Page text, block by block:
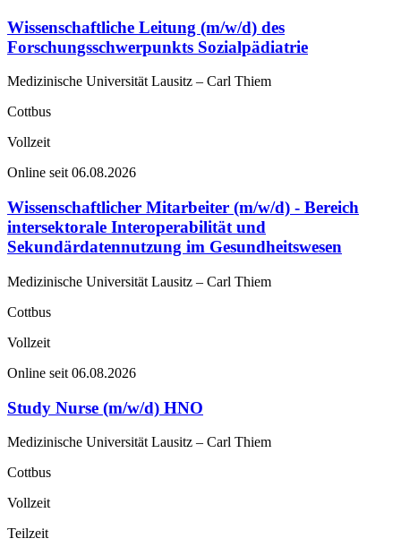
Wissenschaftliche Leitung (m/w/d) des
Forschungsschwerpunkts Sozialpädiatrie
Medizinische Universität Lausitz – Carl Thiem
Cottbus
Vollzeit
Online seit 06.08.2026
Wissenschaftlicher Mitarbeiter (m/w/d) - Bereich
intersektorale Interoperabilität und
Sekundärdatennutzung im Gesundheitswesen
Medizinische Universität Lausitz – Carl Thiem
Cottbus
Vollzeit
Online seit 06.08.2026
Study Nurse (m/w/d) HNO
Medizinische Universität Lausitz – Carl Thiem
Cottbus
Vollzeit
Teilzeit